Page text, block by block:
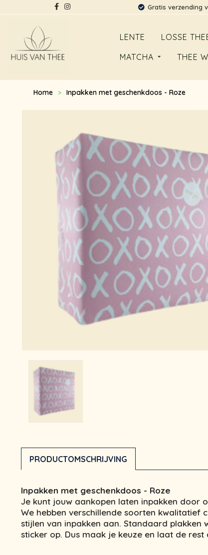
Gratis verzending
LENTE LOSSE
MATCHA
THEE
Home > Inpakken met geschenkdoos - Roze
PRODUCTOMSCHRIJVING
Inpakken met geschenkdoos - Roze
Je kunt jouw aankopen laten inpakken door
We hebben verschillende soorten kwalitatief
stijlen van inpakken aan. Standaard plakken
sticker op. Dus maak je keuze en laat de rest